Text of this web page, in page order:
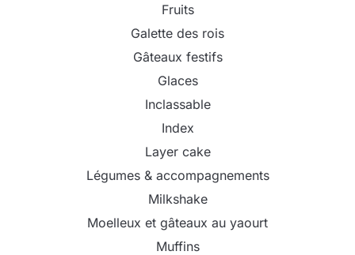
Fruits
Galette des rois
Gâteaux festifs
Glaces
Inclassable
Index
Layer cake
Légumes & accompagnements
Milkshake
Moelleux et gâteaux au yaourt
Muffins